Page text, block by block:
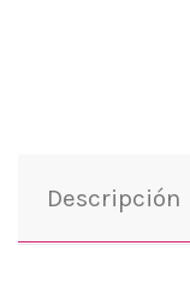
Descripción